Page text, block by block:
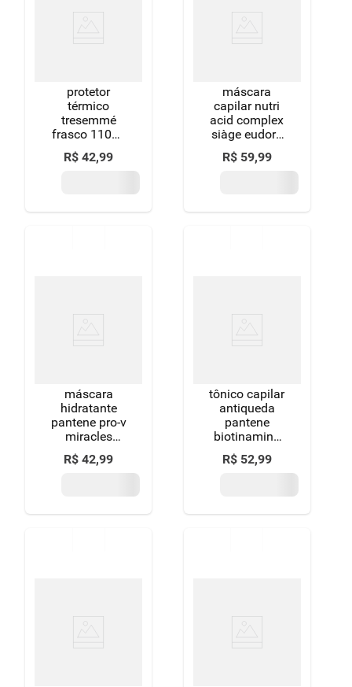
protetor
térmico
tresemmé
frasco 110ml
spray
R$ 42,99
máscara
capilar nutri
acid complex
siàge eudora
250g
R$ 59,99
máscara
hidratante
pantene pro-v
miracles
colágeno
hidrata &
R$ 42,99
tônico capilar
antiqueda
pantene
biotinamina
b3 caixa 52ml
conta-gotas
R$ 52,99